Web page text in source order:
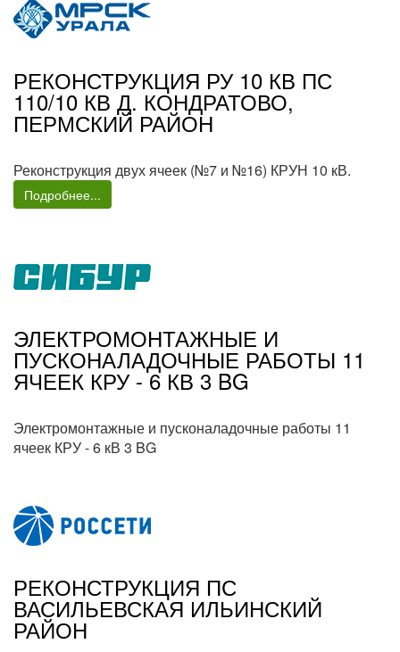
РЕКОНСТРУКЦИЯ РУ 10 КВ ПС
110/10 КВ Д. КОНДРАТОВО,
ПЕРМСКИЙ РАЙОН
Реконструкция двух ячеек (№7 и №16) КРУН 10 кВ.
Подробнее...
ЭЛЕКТРОМОНТАЖНЫЕ И
ПУСКОНАЛАДОЧНЫЕ РАБОТЫ 11
ЯЧЕЕК КРУ - 6 КВ 3 BG
Электромонтажные и пусконаладочные работы 11
ячеек КРУ - 6 кВ 3 BG
РЕКОНСТРУКЦИЯ ПС
ВАСИЛЬЕВСКАЯ ИЛЬИНСКИЙ
РАЙОН